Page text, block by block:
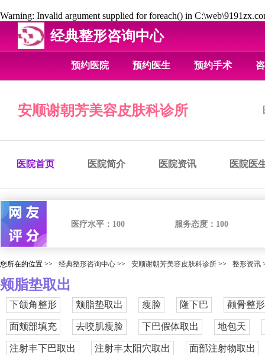
Warning: Invalid argument supplied for foreach() in
经典整形咨询中心
预约医院 预约医生 预约手术
安顺谢朝芳美容皮肤科诊所
医院首页 医院简介 医院资讯 医院医
医疗水平： 100 服务态度： 100
您所在的位置 >> 经典整形咨询中心 >> 安顺谢朝芳美容皮肤科诊所 >> 整形资讯
颊脂垫取出
下颌角整形 颊脂垫取出 瘦脸 隆下巴 颧骨整形
面颊部填充 去咬肌瘦脸 下巴假体取出 地包天
注射丰下巴取出 注射丰太阳穴取出 面部注射物取出